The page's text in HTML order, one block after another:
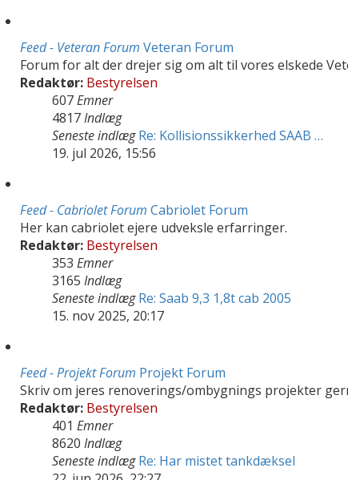
Feed - Veteran Forum Veteran Forum
Forum for alt der drejer sig om alt til vores elskede
Redaktør: Bestyrelsen
607Emner
4817Indlæg
Seneste indlæg Re: Kollisionssikkerhed SAAB …
19. jul 2026, 15:56
Feed - Cabriolet Forum Cabriolet Forum
Her kan cabriolet ejere udveksle erfarringer.
Redaktør: Bestyrelsen
353 Emner
3165 Indlæg
Seneste indlæg Re: Saab 9,3 1,8t cab 2005
15. nov 2025, 20:17
Feed - Projekt Forum Projekt Forum
Skriv om jeres renoverings/ombygnings projekter
Redaktør: Bestyrelsen
401 Emner
8620 Indlæg
Seneste indlæg Re: Har mistet tankdæksel